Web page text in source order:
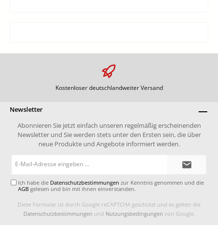
Kostenloser deutschlandweiter Versand
Newsletter
Abonnieren Sie jetzt einfach unseren regelmäßig erscheinenden
Newsletter und Sie werden stets unter den Ersten sein, die über
neue Produkte und Angebote informiert werden.
Ich habe die Datenschutzbestimmungen zur Kenntnis genommen und die
AGB gelesen und bin mit ihnen einverstanden.
Diese Formular ist durch Google reCAPTCHA geschützt und es gelten die
Datenschutzbestimmungen und Nutzungsbedingungen von Google.